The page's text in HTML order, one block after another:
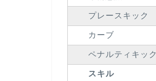
プレースキック
カーブ
ペナルティキック
スキル